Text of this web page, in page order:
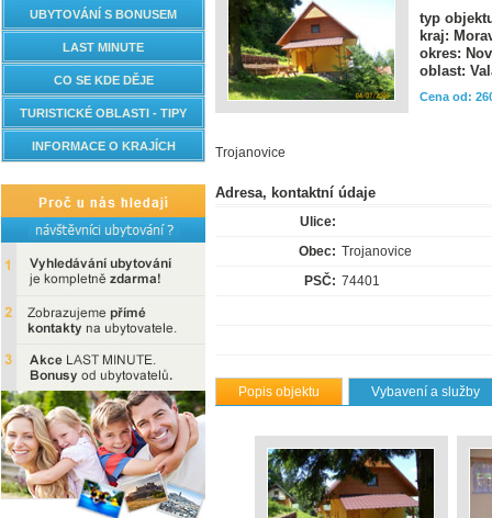
UBYTOVÁNÍ S BONUSEM
LAST MINUTE
CO SE KDE DĚJE
TURISTICKÉ OBLASTI - TIPY
INFORMACE O KRAJÍCH
typ
kraj:
okres:
oblast:
Cena od:
Trojanovice
Adresa, kontaktní údaje
Ulice:
Obec: Trojanovice
PSČ: 74401
Popis objektu Vybavení a služby